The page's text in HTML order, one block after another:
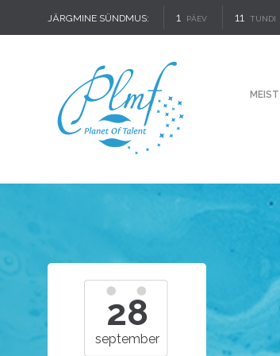
JÄRGMINE SÜNDMUS: 1 PÄEV 11 TUNDI
MEIST
28
september